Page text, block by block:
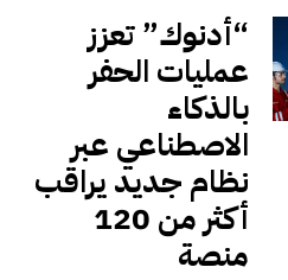
“أدنوك” تعزز
عمليات الحفر
بالذكاء
الاصطناعي عبر
نظام جديد يراقب
أكثر من 120
منصة